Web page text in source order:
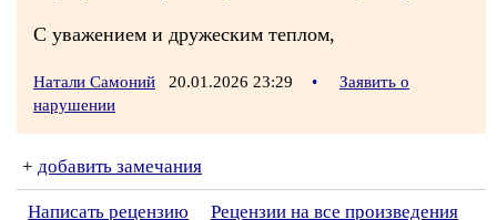
С уважением и дружеским теплом,
Натали Самоний 20.01.2026 23:29 •
Заявить о
нарушении
+ добавить замечания
Написать рецензию
Рецензии на все произведения